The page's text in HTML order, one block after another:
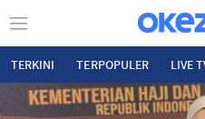
TERKINI TERPOPULER LIVE